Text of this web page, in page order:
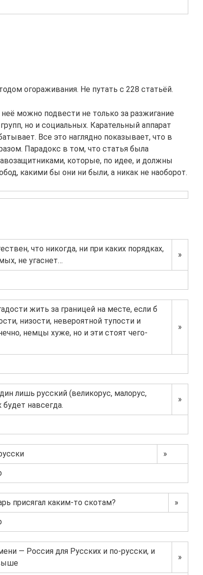
огораживания. Не путать с 228 статьёй.
можно подвести не только за разжигание
но и социальных. Карательный аппарат
Все это наглядно показывает, что в
Парадокс в том, что статья была
которые, по идее, и должны
какими бы они ни были, а никак не наоборот.
что никогда, ни при каких порядках,
не угаснет…
»
жить за границей на месте, если б
низости, невероятной тупости и
немцы хуже, но и эти стоят чего-
»
лишь русский (великорус, малорус,
навсегда.
»
»
присягал каким-то скотам? »
— Россия для Русских и по-русски, и
»